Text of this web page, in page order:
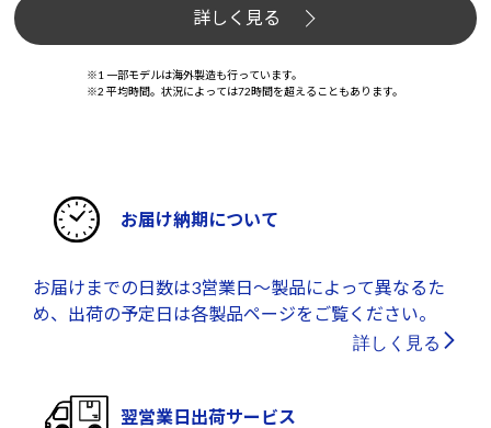
詳しく見る
※1 一部モデルは海外製造も行っています。
※2 平均時間。状況によっては72時間を超えることもあります。
お届け納期について
お届けまでの日数は3営業日～製品によって異なるた
め、出荷の予定日は各製品ページをご覧ください。
詳しく見る
翌営業日出荷サービス